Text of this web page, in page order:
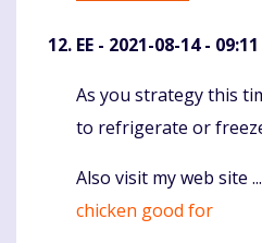
EE - 2021-08-14 - 09:11
Komentaras
As you strategy this
to refrigerate or
Also visit my web site ...
chicken good for